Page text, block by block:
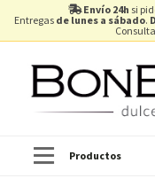
Envío 24h si
Entregas de lunes a sábado.
Productos